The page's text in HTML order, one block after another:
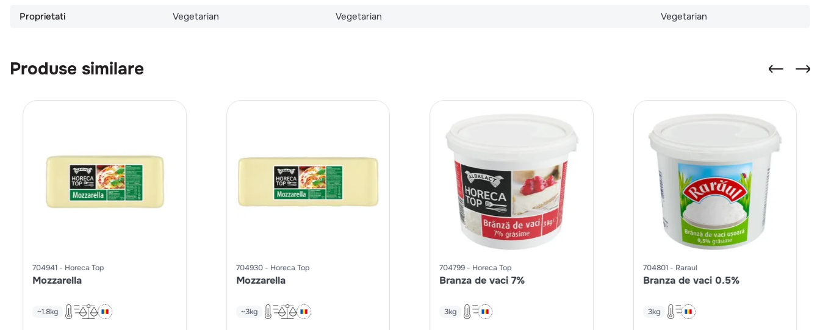
Proprietati Vegetarian Vegetarian Vegetarian
Produse similare
704941 Horeca Top
Mozzarella
~1.8kg
704930 Horeca Top
Mozzarella
~3kg
704799 Horeca Top
Branza de vaci 7%
3kg
704801 Raraul
Branza de vaci 0.5%
3kg